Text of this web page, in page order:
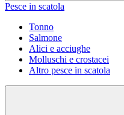
Pesce in scatola
Tonno
Salmone
Alici e acciughe
Molluschi e crostacei
Altro pesce in scatola